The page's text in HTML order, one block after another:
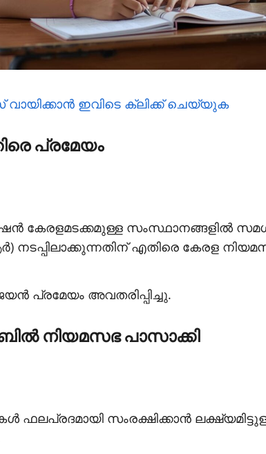
ഇവിടെ ക്ലിക്ക് ചെയ്യുക
പ്രമേയം
കേരളമടക്കമുള്ള സംസ്ഥാനങ്ങളിൽ
എതിരെ കേരള
പ്രമേയം അവതരിപ്പിച്ചു.
നിയമസഭ പാസാക്കി
ഫലപ്രദമായി സംരക്ഷിക്കാന്‍